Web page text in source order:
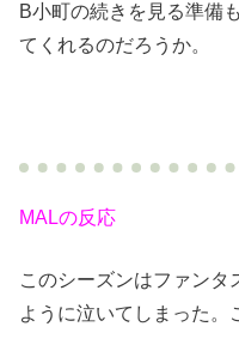
B小町の続きを見る準備
てくれるのだろうか。
MALの反応
このシーズンはファンタ
ように泣いてしまった。